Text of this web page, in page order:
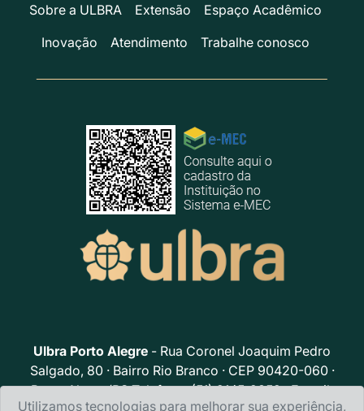
Sobre a ULBRA
Extensão
Espaço Acadêmico
Inovação
Atendimento Trabalhe conosco
Ulbra Porto Alegre - Rua Coronel Joaquim Pedro
Salgado, 80 · Bairro Rio Branco · CEP 90420-060 ·
Porto Alegre/RS Telefone: (51) 9145-2359 · E-mail:
Utilizamos tecnologias para melhorar sua experiência,